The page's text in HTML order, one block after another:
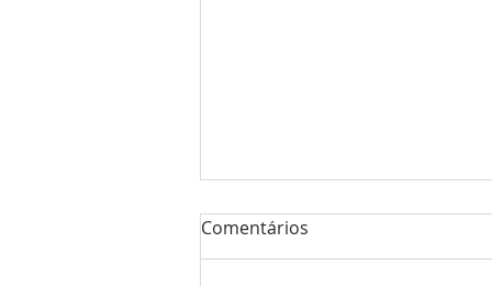
Comentários